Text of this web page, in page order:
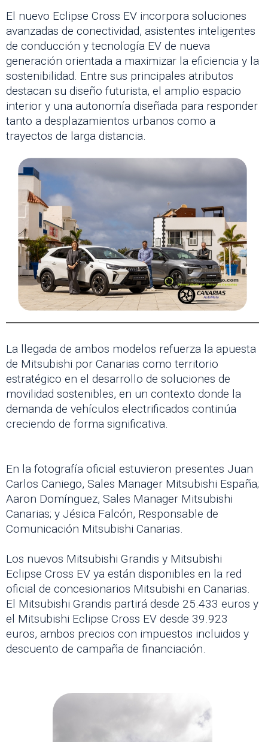
El nuevo Eclipse Cross EV incorpora soluciones
avanzadas de conectividad, asistentes inteligentes
de conducción y tecnología EV de nueva
generación orientada a maximizar la eficiencia y la
sostenibilidad. Entre sus principales atributos
destacan su diseño futurista, el amplio espacio
interior y una autonomía diseñada para responder
tanto a desplazamientos urbanos como a
trayectos de larga distancia.
La llegada de ambos modelos refuerza la apuesta
de Mitsubishi por Canarias como territorio
estratégico en el desarrollo de soluciones de
movilidad sostenibles, en un contexto donde la
demanda de vehículos electrificados continúa
creciendo de forma significativa.
En la fotografía oficial estuvieron presentes Juan
Carlos Caniego, Sales Manager Mitsubishi España;
Aaron Domínguez, Sales Manager Mitsubishi
Canarias; y Jésica Falcón, Responsable de
Comunicación Mitsubishi Canarias.
Los nuevos Mitsubishi Grandis y Mitsubishi
Eclipse Cross EV ya están disponibles en la red
oficial de concesionarios Mitsubishi en Canarias.
El Mitsubishi Grandis partirá desde 25.433 euros y
el Mitsubishi Eclipse Cross EV desde 39.923
euros, ambos precios con impuestos incluidos y
descuento de campaña de financiación.